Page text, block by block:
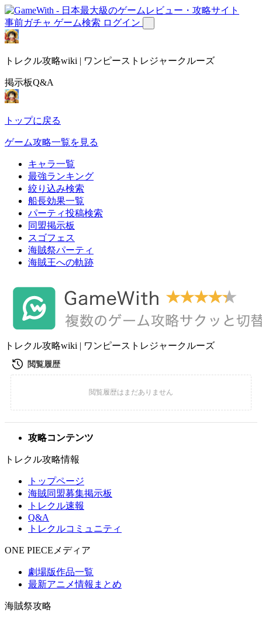
事前ガチャ ゲーム検索 ログイン
トレクル攻略wiki | ワンピーストレジャークルーズ
掲示板Q&A
トップに戻る
ゲーム攻略一覧を見る
キャラ一覧
最強ランキング
絞り込み検索
船長効果一覧
パーティ投稿検索
同盟掲示板
スゴフェス
海賊祭パーティ
海賊王への軌跡
トレクル攻略wiki | ワンピーストレジャークルーズ
攻略コンテンツ
トレクル攻略情報
トップページ
海賊同盟募集掲示板
トレクル速報
Q&A
トレクルコミュニティ
ONE PIECEメディア
劇場版作品一覧
最新アニメ情報まとめ
海賊祭攻略